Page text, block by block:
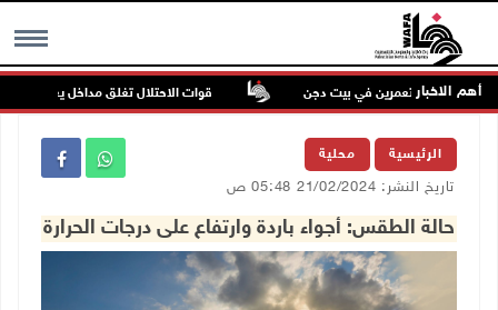
MENU أهم الاخبار
للمستعمرين في بيت دجن قوات الاحتلال تغلق مداخل يعبد جنوب
الرئيسية محلية
تاريخ النشر: 21/02/2024 05:48 ص
حالة الطقس: أجواء باردة وارتفاع على درجات الحرارة